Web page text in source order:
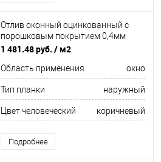
Отлив оконный оцинкованный c
порошковым покрытием 0,4мм
ширина более 625 мм RAL 8022
1 481.48 руб. / м2
Область применения окно
Тип планки наружный
Цвет человеческий коричневый
Подробнее